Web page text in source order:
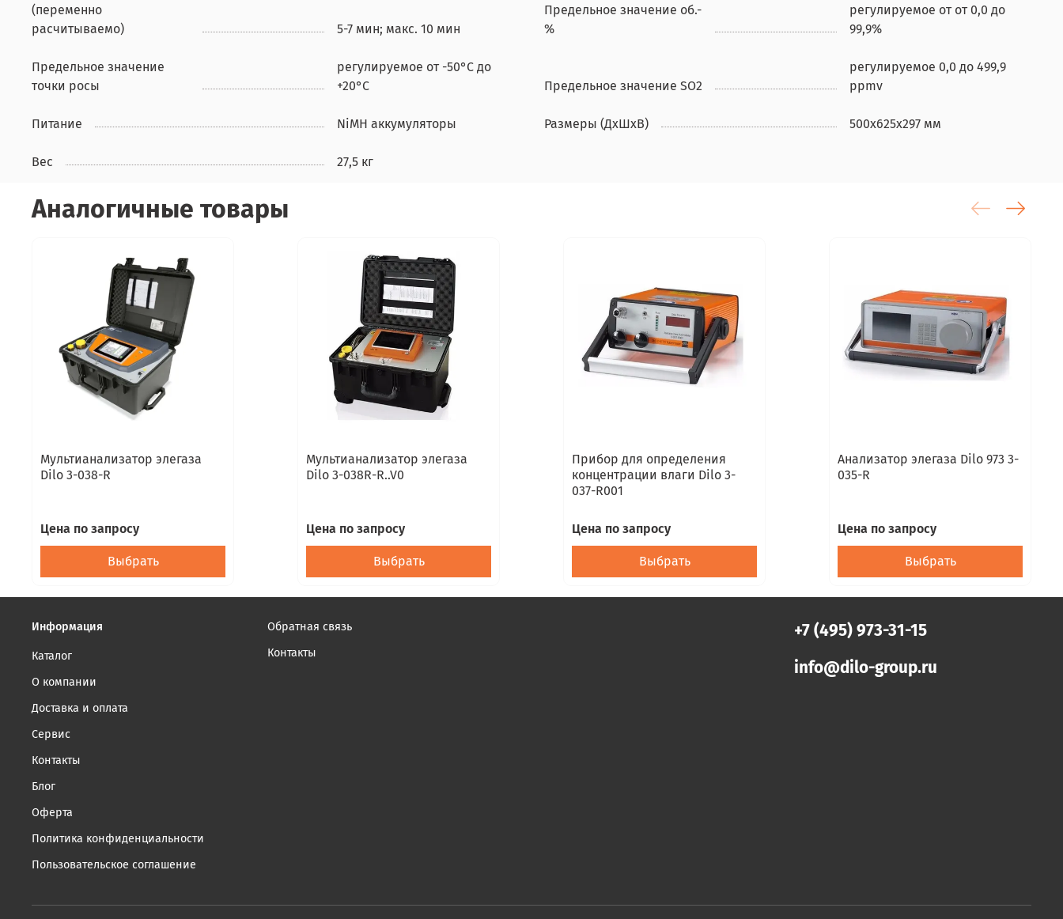
(переменно
расчитываемо)
5-7 мин; макс. 10 мин
Предельное значение об.-
%
регулируемое от от 0,0 до
99,9%
Предельное значение
точки росы
регулируемое от -50°C до
+20°C
Предельное значение SO2
регулируемое 0,0 до 499,9
ppmv
Питание NiMH аккумуляторы Размеры (ДхШхВ) 500х625х297 мм
Вес 27,5 кг
Аналогичные товары
Мультианализатор элегаза
Dilo 3-038-R
Цена по запросу
Выбрать
Мультианализатор элегаза
Dilo 3-038R-R..V0
Цена по запросу
Выбрать
Прибор для определения
концентрации влаги Dilo 3-
037-R001
Цена по запросу
Выбрать
Анализатор элегаза Dilo 973 3-
035-R
Цена по запросу
Выбрать
Информация
Каталог
О компании
Доставка и оплата
Сервис
Контакты
Блог
Оферта
Политика конфиденциальности
Пользовательское соглашение
Обратная связь
Контакты
+7 (495) 973-31-15
info@dilo-group.ru